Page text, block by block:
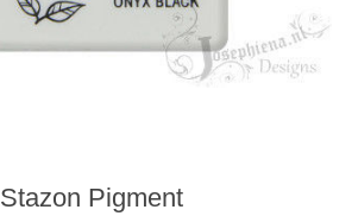
Stazon Pigment